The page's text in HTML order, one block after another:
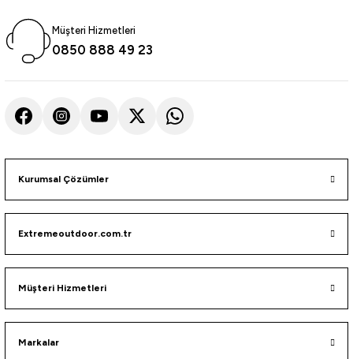
Müşteri Hizmetleri
0850 888 49 23
Kurumsal Çözümler
Extremeoutdoor.com.tr
Müşteri Hizmetleri
Markalar